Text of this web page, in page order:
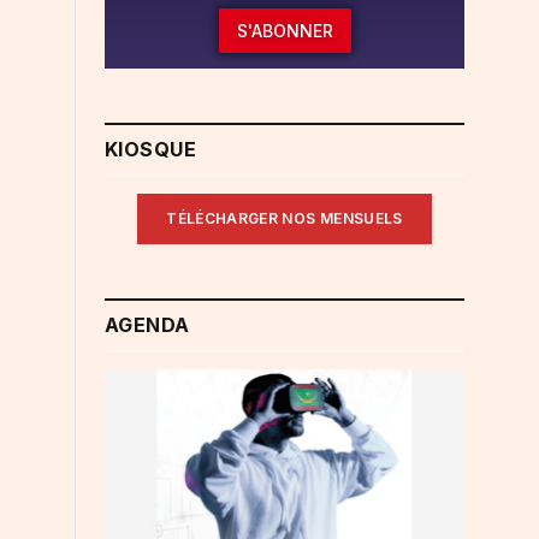
S'ABONNER
KIOSQUE
TÉLÉCHARGER NOS MENSUELS
AGENDA